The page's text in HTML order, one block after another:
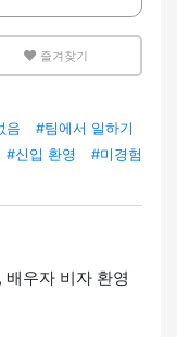
즐겨찾기
음
#팀에서 일하기
#신입 환영
#미경험
재적
#트레이닝 있음
우자 비자 환영